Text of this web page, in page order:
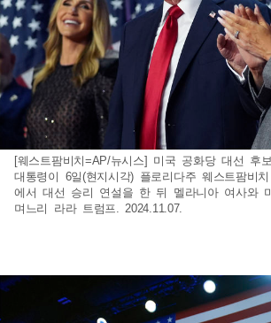
[웨스트팜비치=AP/뉴시스] 미국 공화당 대선 후
대통령이 6일(현지시각) 플로리다주 웨스트팜비
에서 대선 승리 연설을 한 뒤 멜라니아 여사와
며느리 라라 트럼프. 2024.11.07.